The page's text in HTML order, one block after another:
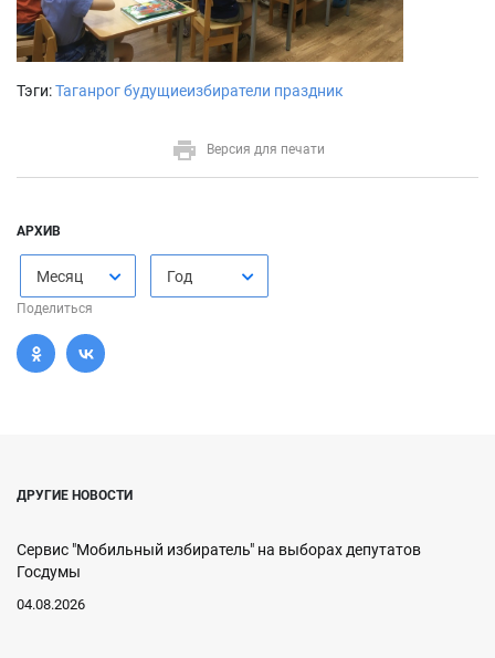
Тэги:Таганрогбудущиеизбиратели праздник
Версия для печати
АРХИВ
Месяц Год
Поделиться
ДРУГИЕ НОВОСТИ
Сервис "Мобильный избиратель" на выборах депутатов
Госдумы
04.08.2026